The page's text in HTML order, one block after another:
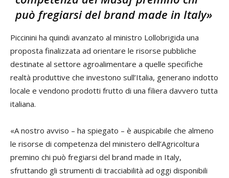
può fregiarsi del brand made in Italy»
Piccinini ha quindi avanzato al ministro Lollobrigida una
proposta finalizzata ad orientare le risorse pubbliche
destinate al settore agroalimentare a quelle specifiche
realtà produttive che investono sull’Italia, generano indotto
locale e vendono prodotti frutto di una filiera davvero tutta
italiana.
«A nostro avviso – ha spiegato – è auspicabile che almeno
le risorse di competenza del ministero dell’Agricoltura
premino chi può fregiarsi del brand made in Italy,
sfruttando gli strumenti di tracciabilità ad oggi disponibili